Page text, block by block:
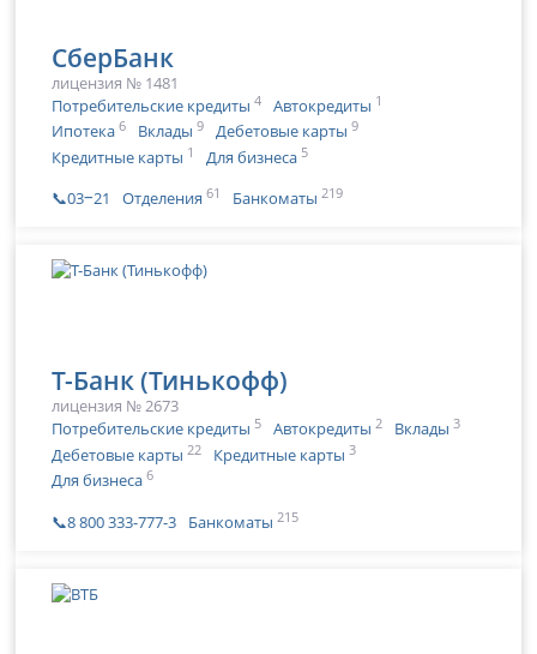
СберБанк
лицензия № 1481
Потребительские кредиты 4 Автокредиты 1
Ипотека 6 Вклады 9 Дебетовые карты 9
Кредитные карты 1 Для бизнеса 5
📞03‒21 Отделения 61 Банкоматы 219
Т-Банк (Тинькофф)
лицензия № 2673
Потребительские кредиты 5 Автокредиты 2 Вклады 3
Дебетовые карты 22 Кредитные карты 3
Для бизнеса 6
📞8 800 333-777-3 Банкоматы 215